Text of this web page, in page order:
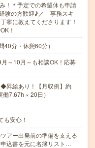
＊予定での希望休も申請
験の方歓迎♪／「事務スキ
寧に教えてくださります！
！
分・休憩60分）
～10月～も相談OK！応募
給あり！【月収例】約
7.67h × 20日）
安心！
アー出発前の準備を支える
込書を元に名簿リスト…